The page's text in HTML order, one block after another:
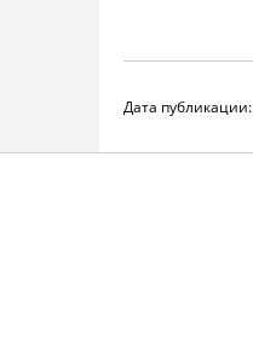
Дата публикации: